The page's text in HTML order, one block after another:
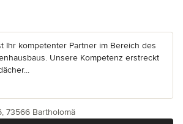
Ihr kompetenter Partner im Bereich des
Unsere Kompetenz erstreckt
73566 Bartholomä